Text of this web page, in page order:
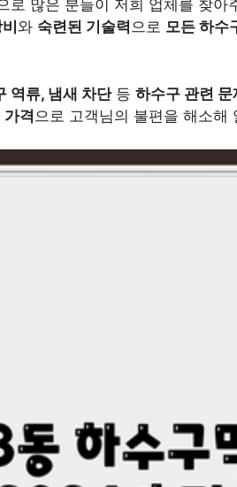
로 많은 분들이 저희 업체를 찾아
와 숙련된 기술력으로 모든 하수
역류, 냄새 차단등 하수구 관련 문
가격으로 고객님의 불편을 해소해